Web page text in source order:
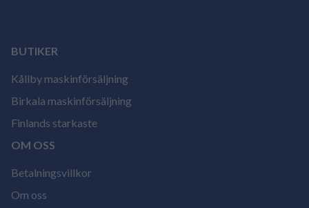
BUTIKER
Kållby maskinförsäljning
Birkala maskinförsäljning
Finlands starkaste
OM OSS
Betalningsvillkor
Om oss